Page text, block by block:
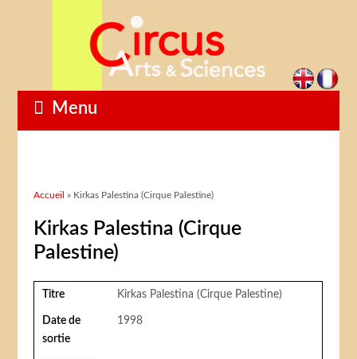
Menu
Vous êtes ici
Accueil » Kirkas Palestina (Cirque Palestine)
Kirkas Palestina (Cirque
Palestine)
Titre Kirkas Palestina (Cirque Palestine)
Date de
sortie
1998